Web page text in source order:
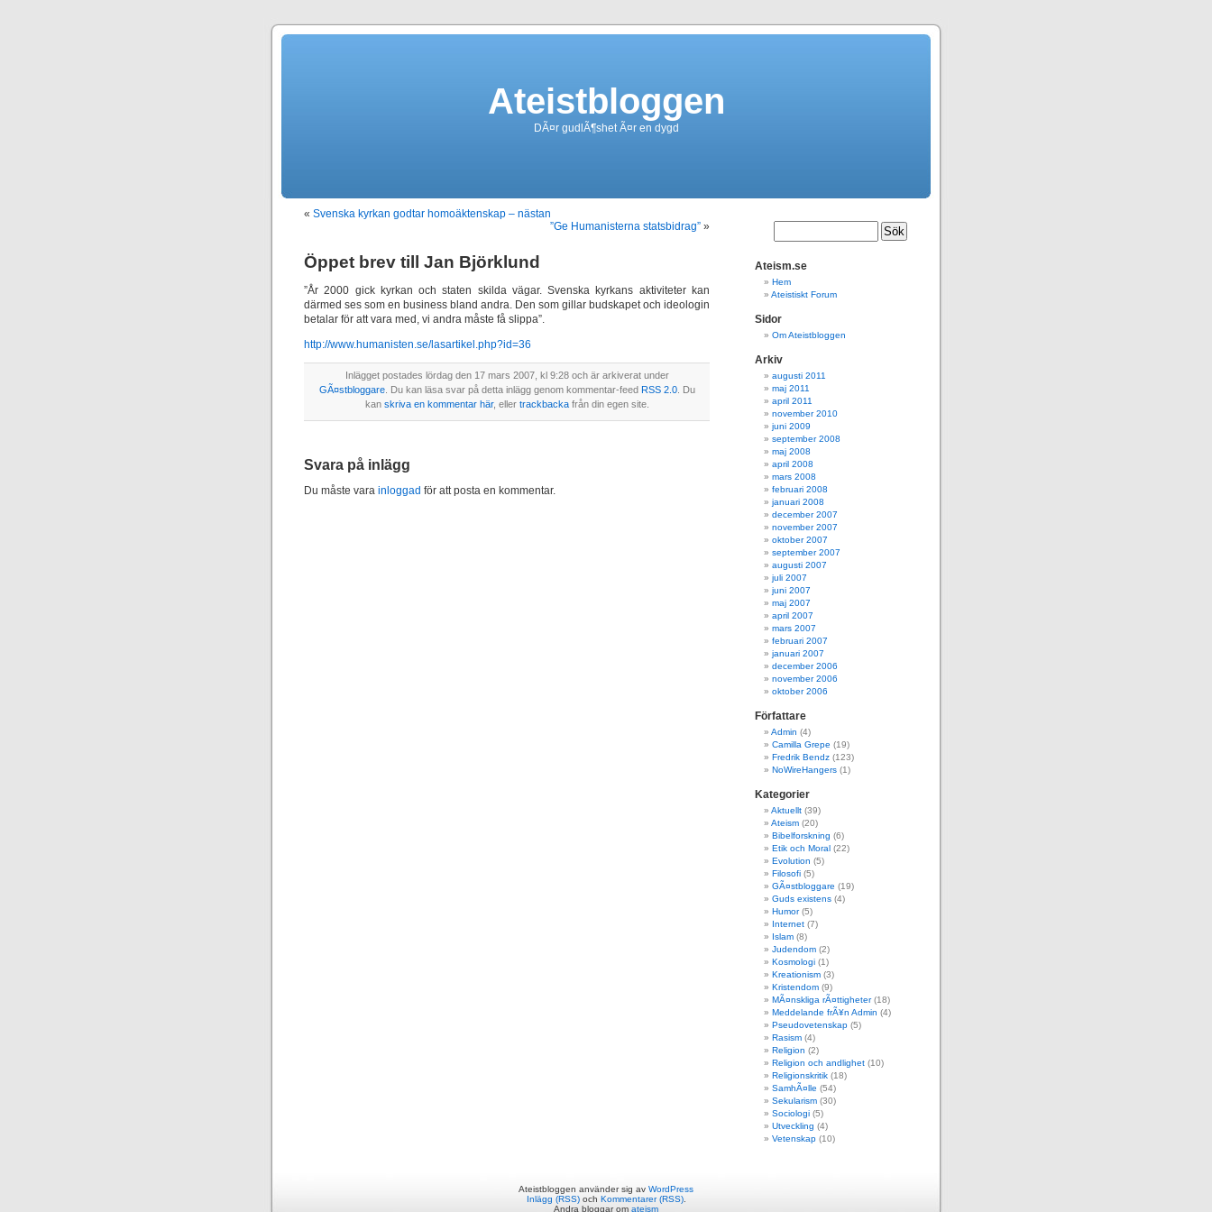
Ateistbloggen
DÃ¤r gudlÃ¶shet Ã¤r en dygd
« Svenska kyrkan godtar homoäktenskap – nästan
”Ge Humanisterna statsbidrag” »
Öppet brev till Jan Björklund
”År 2000 gick kyrkan och staten skilda vägar. Svenska kyrkans aktiviteter kan
därmed ses som en business bland andra. Den som gillar budskapet och ideologin
betalar för att vara med, vi andra måste få slippa”.
http://www.humanisten.se/lasartikel.php?id=36
Inlägget postades lördag den 17 mars 2007, kl 9:28 och är arkiverat under
GÃ¤stbloggare. Du kan läsa svar på detta inlägg genom kommentar-feed RSS 2.0. Du
kan skriva en kommentar här, eller trackbackafrån din egen site.
Svara på inlägg
Du måste vara inloggad för att posta en kommentar.
Ateism.se
Hem
Ateistiskt Forum
Sidor
Om Ateistbloggen
Arkiv
augusti 2011
maj 2011
april 2011
november 2010
juni 2009
september 2008
maj 2008
april 2008
mars 2008
februari 2008
januari 2008
december 2007
november 2007
oktober 2007
september 2007
augusti 2007
juli 2007
juni 2007
maj 2007
april 2007
mars 2007
februari 2007
januari 2007
december 2006
november 2006
oktober 2006
Författare
Admin (4)
Camilla Grepe (19)
Fredrik Bendz (123)
NoWireHangers (1)
Kategorier
Aktuellt (39)
Ateism (20)
Bibelforskning (6)
Etik och Moral (22)
Evolution (5)
Filosofi (5)
GÃ¤stbloggare (19)
Guds existens (4)
Humor(5)
Internet (7)
Islam (8)
Judendom (2)
Kosmologi (1)
Kreationism (3)
Kristendom (9)
MÃ¤nskliga rÃ¤ttigheter(18)
Meddelande frÃ¥n Admin (4)
Pseudovetenskap (5)
Rasism (4)
Religion (2)
Religion och andlighet (10)
Religionskritik (18)
SamhÃ¤lle (54)
Sekularism (30)
Sociologi (5)
Utveckling (4)
Vetenskap (10)
Ateistbloggen använder sig av WordPress
Inlägg (RSS)och Kommentarer (RSS).
Andra bloggar om ateism